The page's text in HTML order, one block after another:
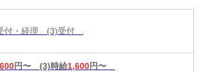
付・経理 (3)受付
円〜 (3)時給1,600円〜